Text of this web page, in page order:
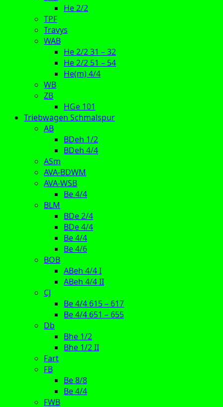
He 2/2
TPF
Travys
WAB
He 2/2 31 – 32
He 2/2 51 – 54
He(m) 4/4
WB
ZB
HGe 101
Triebwagen Schmalspur
AB
BDeh 1/2
BDeh 4/4
ASm
AVA-BDWM
AVA-WSB
Be 4/4
BLM
BDe 2/4
BDe 4/4
Be 4/4
Be 4/6
BOB
ABeh 4/4 I
ABeh 4/4 II
CJ
Be 4/4 615 – 617
Be 4/4 651 – 655
Db
Bhe 1/2
Bhe 1/2 II
Fart
FB
Be 8/8
Be 4/4
FWB